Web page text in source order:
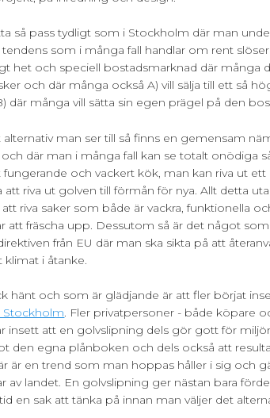
så pass tydligt som i Stockholm där man
som i många fall handlar om rent
het och speciell bostadsmarknad där många
och där många också A) vill sälja till ett så
där många vill sätta sin egen prägel på den
alternativ man ser till så finns en gemensam
där man i många fall kan se totalt onödiga
fungerande och vackert kök, man kan riva ut
att riva ut golven till förmån för nya. Allt detta
riva saker som både är vackra, funktionella
att fräscha upp. Dessutom så är det något
från EU där man ska sikta på att
i åtanke.
hänt och som är glädjande är att fler börjat
Stockholm. Fler privatpersoner - både köpare
insett att en golvslipning dels gör gott för
den egna plånboken och dels också att
är en trend som man hoppas håller i sig och
av landet. En golvslipning ger nästan bara
en sak att tänka på innan man väljer det